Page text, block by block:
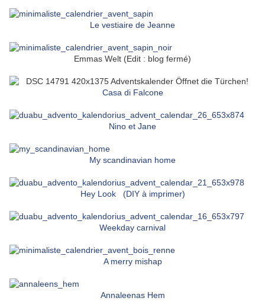
Le vestiaire de Jeanne
Emmas Welt (Edit : blog fermé)
Casa di Falcone
Nino et Jane
My scandinavian home
Hey Look (DIY à imprimer)
Weekday carnival
A merry mishap
Annaleenas Hem